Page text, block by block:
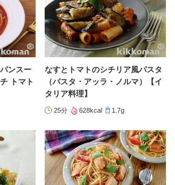
ンスー
トマト
なすとトマトのシチリア風パスタ
（パスタ・アッラ・ノルマ）【イ
タリア料理】
25分 628kcal 1.7g